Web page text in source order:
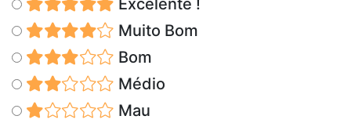
Excelente !
Muito Bom
Bom
Médio
Mau